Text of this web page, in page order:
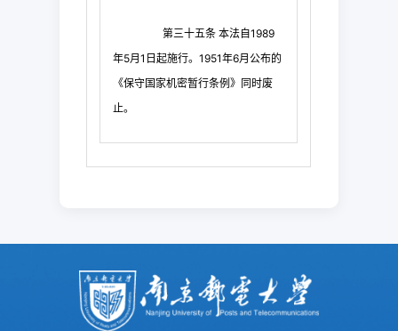
第三十五条 本法自1989
年5月1 日起施行。1951年6月公布的
《保守国家机密暂行条例》同时废
止。